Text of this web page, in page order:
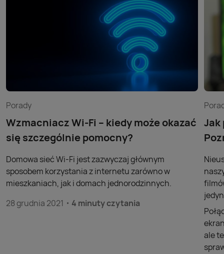
Porady
Wzmacniacz Wi-Fi – kiedy może okazać
się szczególnie pomocny?
Domowa sieć Wi-Fi jest zazwyczaj głównym
sposobem korzystania z internetu zarówno w
mieszkaniach, jak i domach jednorodzinnych.
28 grudnia 2021
4 minuty czytania
Jak
ale